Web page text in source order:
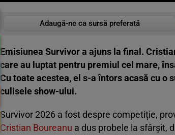
Adaugă-ne ca sursă preferată
Emisiunea Survivor a ajuns la final.
care au luptat pentru premiul cel mare,
Cu toate acestea, el s-a întors acasă cu
culisele show-ului.
Survivor 2026 a fost despre competiție,
Cristian Boureanu a dus probele la sfârșit,